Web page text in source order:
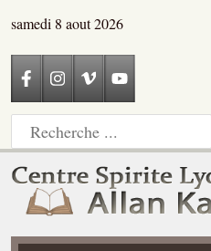
samedi 8 aout 2026